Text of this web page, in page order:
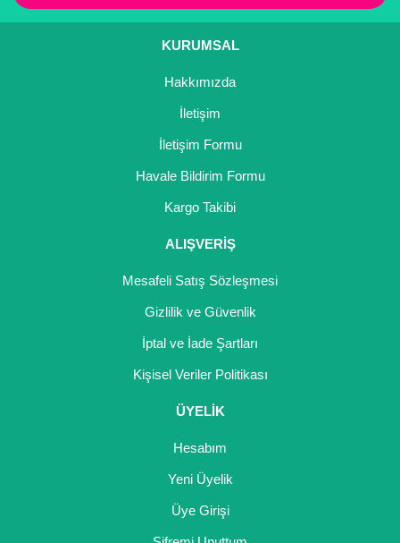
KURUMSAL
Hakkımızda
İletişim
İletişim Formu
Havale Bildirim Formu
Kargo Takibi
ALIŞVERİŞ
Mesafeli Satış Sözleşmesi
Gizlilik ve Güvenlik
İptal ve İade Şartları
Kişisel Veriler Politikası
ÜYELİK
Hesabım
Yeni Üyelik
Üye Girişi